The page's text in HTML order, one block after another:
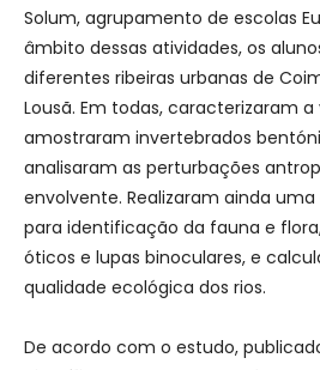
Solum, agrupamento de escolas
âmbito dessas atividades, os
diferentes ribeiras urbanas de
Lousã. Em todas, caracterizaram
amostraram invertebrados
analisaram as perturbações
envolvente. Realizaram ainda
para identificação da fauna e
óticos e lupas binoculares, e
qualidade ecológica dos rios.
De acordo com o estudo,